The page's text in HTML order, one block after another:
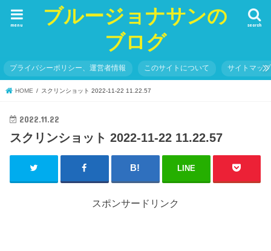
ブルージョナサンの
ブログ
search
menu
プライバシーポリシー、運営者情報 このサイトについて サイトマップ
HOME スクリンショット 2022-11-22 11.22.57
2022.11.22
スクリンショット 2022-11-22 11.22.57
LINE
スポンサードリンク